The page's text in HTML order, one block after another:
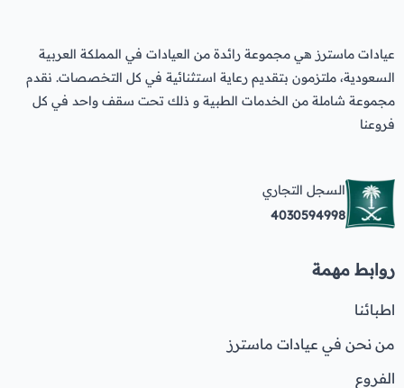
عيادات ماسترز هي مجموعة رائدة من العيادات في المملكة العربية
السعودية، ملتزمون بتقديم رعاية استثنائية في كل التخصصات. نقدم
مجموعة شاملة من الخدمات الطبية و ذلك تحت سقف واحد في كل
فروعنا
السجل التجاري
4030594998
روابط مهمة
اطبائنا
من نحن في عيادات ماسترز
الفروع